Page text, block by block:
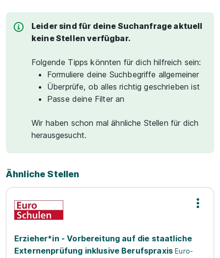
Leider sind für deine Suchanfrage aktuell
keine Stellen verfügbar.
Folgende Tipps könnten für dich hilfreich sein:
Formuliere deine Suchbegriffe allgemeiner
Überprüfe, ob alles richtig geschrieben ist
Passe deine Filter an
Wir haben schon mal ähnliche Stellen für dich
herausgesucht.
Ähnliche Stellen
Erzieher*in - Vorbereitung auf die staatliche
Externenprüfung inklusive Berufspraxis Euro-